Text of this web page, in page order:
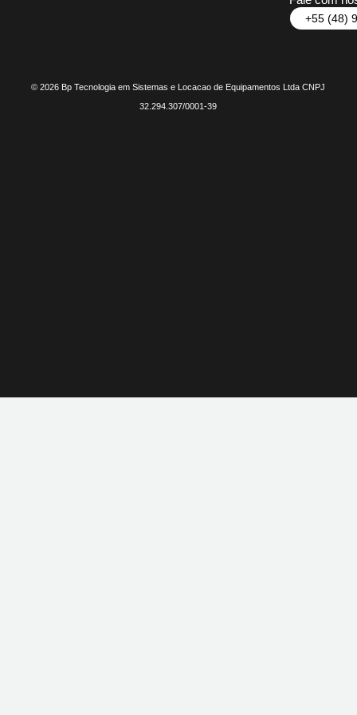
+55 (48)
© 2026 Bp Tecnologia em Sistemas e Locacao de Equipamentos Ltda CNPJ
32.294.307/0001-39